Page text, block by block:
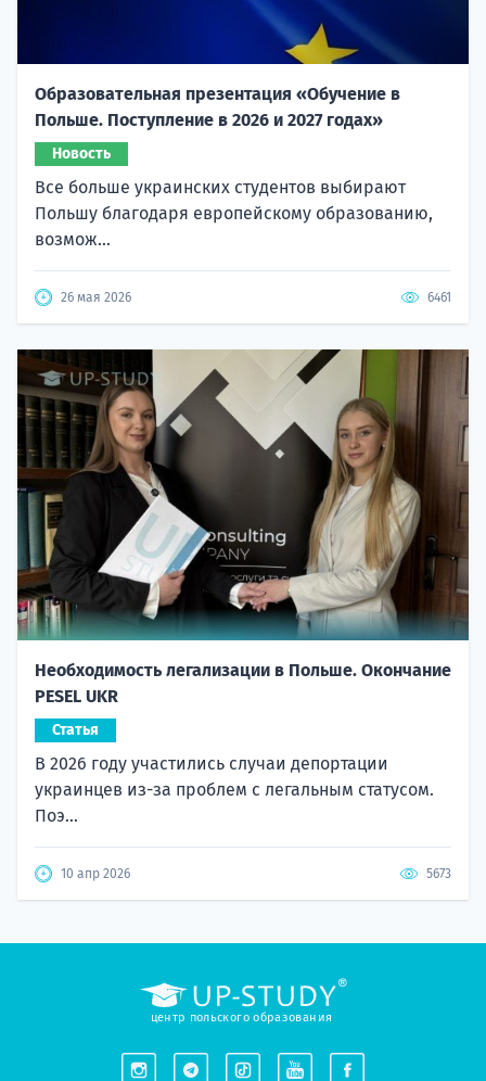
Образовательная презентация «Обучение в
Польше. Поступление в 2026 и 2027 годах»
Новость
Все больше украинских студентов выбирают
Польшу благодаря европейскому образованию,
возмож...
26 мая 2026 6461
Необходимость легализации в Польше. Окончание
PESEL UKR
Статья
В 2026 году участились случаи депортации
украинцев из-за проблем с легальным статусом.
Поэ...
10 апр 2026 5673
центр польского образования